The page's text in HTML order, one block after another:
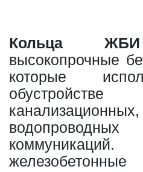
Кольца ЖБИ
высокопрочные
которые
коммуникаций.